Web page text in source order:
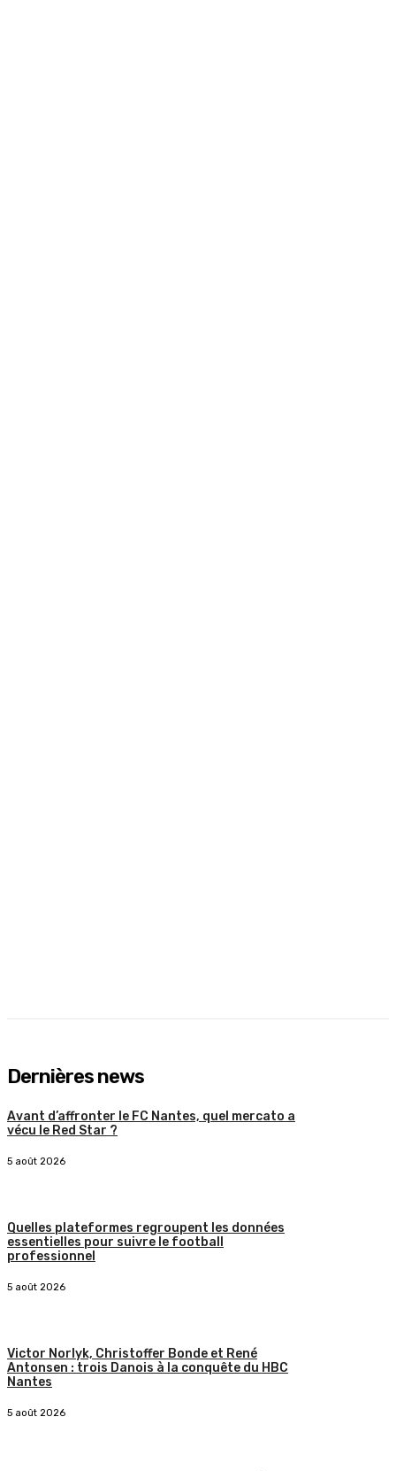
Dernières news
Avant d’affronter le FC Nantes, quel mercato a
vécu le Red Star ?
5 août 2026
Quelles plateformes regroupent les données
essentielles pour suivre le football
professionnel
5 août 2026
Victor Norlyk, Christoffer Bonde et René
Antonsen : trois Danois à la conquête du HBC
Nantes
5 août 2026